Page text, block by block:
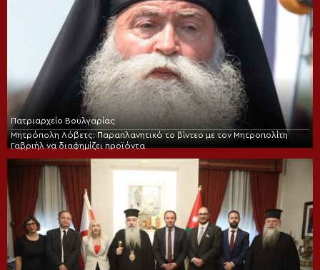
Πατριαρχείο Βουλγαρίας
Μητρόπολη Λόβετς: Παραπλανητικό το βίντεο με τον Μητροπολίτη
Γαβριήλ να διαφημίζει προϊόντα